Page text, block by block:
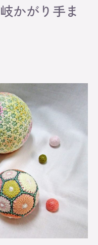
かがり手ま